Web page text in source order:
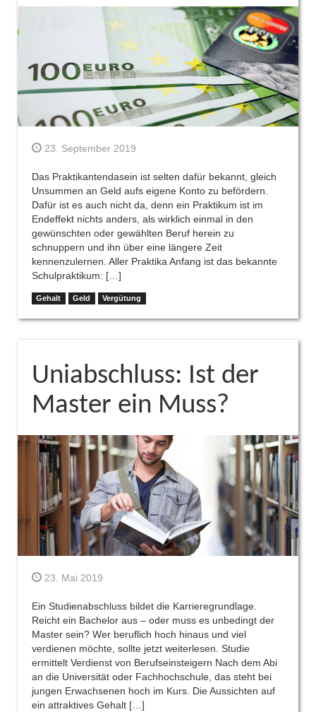
23. September 2019
Das Praktikantendasein ist selten dafür bekannt, gleich
Unsummen an Geld aufs eigene Konto zu befördern.
Dafür ist es auch nicht da, denn ein Praktikum ist im
Endeffekt nichts anders, als wirklich einmal in den
gewünschten oder gewählten Beruf herein zu
schnuppern und ihn über eine längere Zeit
kennenzulernen. Aller Praktika Anfang ist das bekannte
Schulpraktikum: […]
Gehalt Geld Vergütung
Uniabschluss: Ist der
Master ein Muss?
23. Mai 2019
Ein Studienabschluss bildet die Karrieregrundlage.
Reicht ein Bachelor aus – oder muss es unbedingt der
Master sein? Wer beruflich hoch hinaus und viel
verdienen möchte, sollte jetzt weiterlesen. Studie
ermittelt Verdienst von Berufseinsteigern Nach dem Abi
an die Universität oder Fachhochschule, das steht bei
jungen Erwachsenen hoch im Kurs. Die Aussichten auf
ein attraktives Gehalt […]